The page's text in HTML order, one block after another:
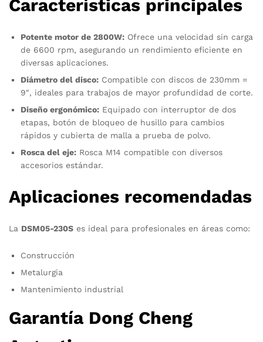
Características principales
Potente motor de 2800W: Ofrece una velocidad sin carga
de 6600 rpm, asegurando un rendimiento eficiente en
diversas aplicaciones.
Diámetro del disco: Compatible con discos de 230mm =
9″, ideales para trabajos de mayor profundidad de corte.
Diseño ergonómico: Equipado con interruptor de dos
etapas, botón de bloqueo de husillo para cambios
rápidos y cubierta de malla a prueba de polvo.
Rosca del eje: Rosca M14 compatible con diversos
accesorios estándar.
Aplicaciones recomendadas
La DSM05-230S es ideal para profesionales en áreas como:
Construcción
Metalurgia
Mantenimiento industrial
Garantía Dong Cheng